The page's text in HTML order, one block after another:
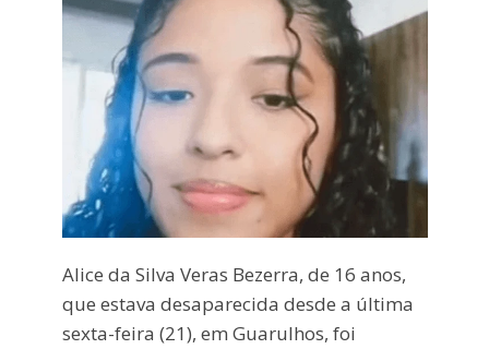
Alice da Silva Veras Bezerra, de 16 anos,
que estava desaparecida desde a última
sexta-feira (21), em Guarulhos, foi